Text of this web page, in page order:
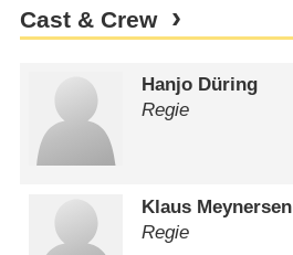
Cast & Crew
Hanjo Düring
Regie
Klaus Meynersen
Regie